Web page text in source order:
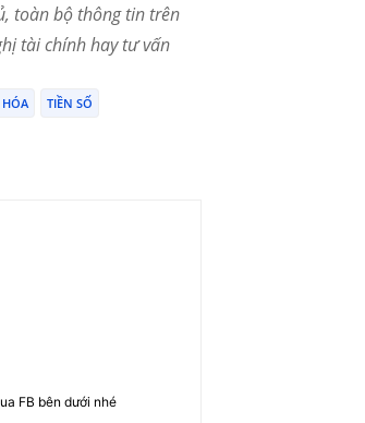
toàn bộ thông tin trên
tài chính hay tư vấn
TIỀN SỐ
FB bên dưới nhé